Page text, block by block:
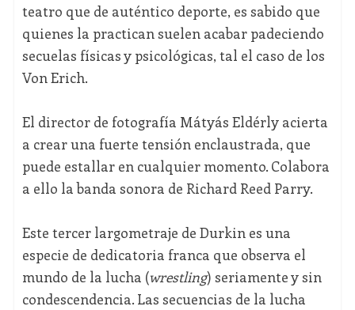
teatro que de auténtico deporte, es sabido que
quienes la practican suelen acabar padeciendo
secuelas físicas y psicológicas, tal el caso de los
Von Erich.
El director de fotografía Mátyás Eldérly acierta
a crear una fuerte tensión enclaustrada, que
puede estallar en cualquier momento. Colabora
a ello la banda sonora de Richard Reed Parry.
Este tercer largometraje de Durkin es una
especie de dedicatoria franca que observa el
mundo de la lucha (wrestling) seriamente y sin
condescendencia. Las secuencias de la lucha